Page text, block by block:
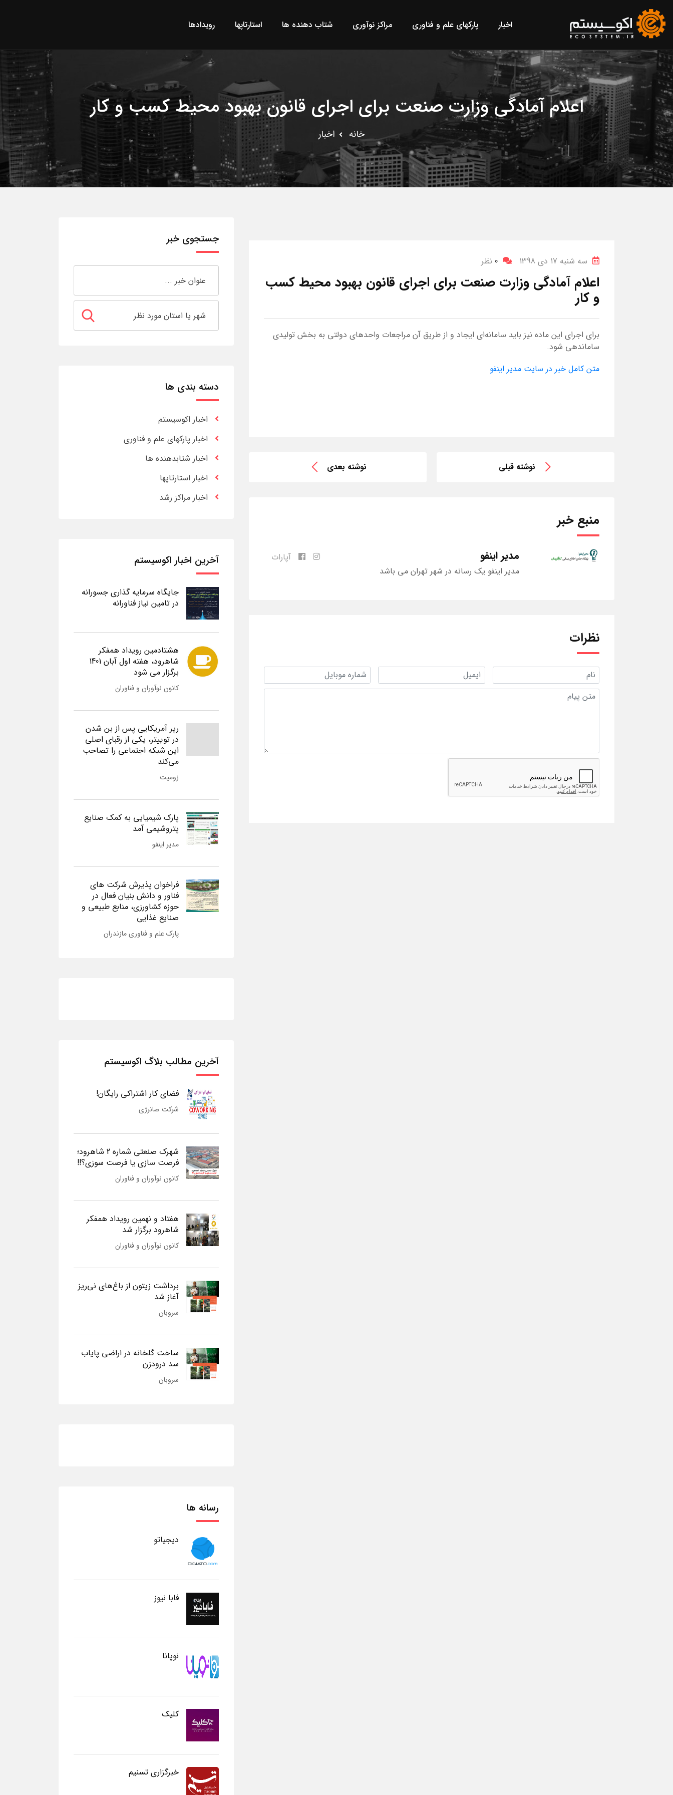
اخبار پارکهای علم و فناوری مراکز نوآوری شتاب دهنده ها استارتاپها رویدادها
اعلام آمادگی وزارت صنعت برای اجرای قانون بهبود محیط کسب‌ و کار
خانه اخبار
سه شنبه 17 دی 1398 0 نظر
اعلام آمادگی وزارت صنعت برای اجرای قانون بهبود محیط کسب‌
و کار
برای اجرای این ماده نیز باید سامانه‌ای ایجاد و از طریق آن مراجعات واحدهای دولتی به بخش تولیدی
ساماندهی شود.
متن کامل خبر در سایت مدیر اینفو
نوشته قبلی نوشته بعدی
منبع خبر
مدیر اینفو
مدیر اینفو یک رسانه در شهر تهران می باشد
آپارات
نظرات
جستجوی خبر
دسته بندی ها
اخبار اکوسیستم
اخبار پارکهای علم و فناوری
اخبار شتابدهنده ها
اخبار استارتاپها
اخبار مراکز رشد
آخرین اخبار اکوسیستم
جایگاه سرمایه گذاری جسورانه
در تامین نیاز فناورانه
هشتادمین رویداد همفکر
شاهرود، هفته اول آبان 1401
برگزار می شود
کانون نوآوران و فناوران
رپر آمریکایی پس از بن شدن
در توییتر، یکی از رقبای اصلی
این شبکه اجتماعی را تصاحب
می‌کند
زومیت
پارک شیمیایی به کمک صنایع
پتروشیمی آمد
مدیر اینفو
فراخوان پذیرش شرکت های
فناور و دانش بنیان فعال در
حوزه کشاورزی، منابع طبیعی و
صنایع غذایی
پارک علم و فناوری مازندران
آخرین مطالب بلاگ اکوسیستم
فضای کار اشتراکی رایگان!
شرکت صانرژی
شهرک صنعتی شماره 2 شاهرود؛
فرصت سازی یا فرصت سوزی؟!!
کانون نوآوران و فناوران
هفتاد و نهمین رویداد همفکر
شاهرود برگزار شد
کانون نوآوران و فناوران
برداشت زیتون از باغ‌های نی‌ریز
آغاز شد
سروبان
ساخت گلخانه در اراضی پایاب
سد درودزن
سروبان
رسانه ها
دیجیاتو
فابا نیوز
نوپانا
کلیک
خبرگزاری تسنیم